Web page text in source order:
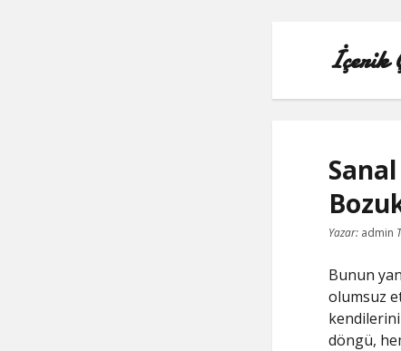
İçerik
Yazar:admin
Bunun
olumsuz
döngü,